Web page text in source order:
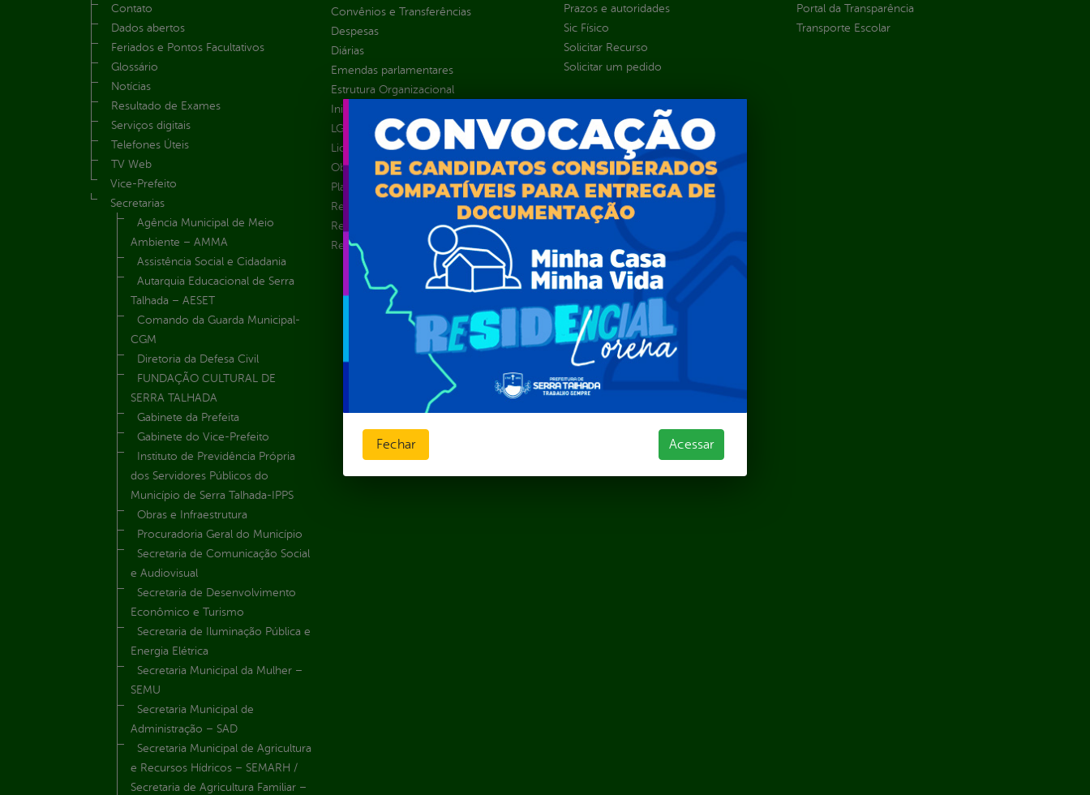
Contato
Dados abertos
Feriados e Pontos Facultativos
Glossário
Notícias
Resultado de Exames
Serviços digitais
Telefones Úteis
TV Web
Vice-Prefeito
Secretarias
Agência Municipal de Meio
Ambiente – AMMA
Assistência Social e Cidadania
Autarquia Educacional de Serra
Talhada – AESET
Comando da Guarda Municipal-
CGM
Diretoria da Defesa Civil
FUNDAÇÃO CULTURAL DE
SERRA TALHADA
Gabinete da Prefeita
Gabinete do Vice-Prefeito
Instituto de Previdência Própria
dos Servidores Públicos do
Município de Serra Talhada-IPPS
Obras e Infraestrutura
Procuradoria Geral do Município
Secretaria de Comunicação Social
e Audiovisual
Secretaria de Desenvolvimento
Econômico e Turismo
Secretaria de Iluminação Pública e
Energia Elétrica
Secretaria Municipal da Mulher –
SEMU
Secretaria Municipal de
Administração – SAD
Secretaria Municipal de Agricultura
e Recursos Hídricos – SEMARH /
Secretaria de Agricultura Familiar –
Convênios e Transferências
Despesas
Diárias
Emendas parlamentares
Estrutura Organizacional
Inicio
LGPD e Governo Digital
Licitações e Contratos
Obras Públicas
Planejamento e Prestação de Contas
Receitas
Recursos Humanos
Renúncias de Receitas
Prazos e autoridades
Sic Físico
Solicitar Recurso
Solicitar um pedido
Portal da Transparência
Transporte Escolar
Fechar Acessar